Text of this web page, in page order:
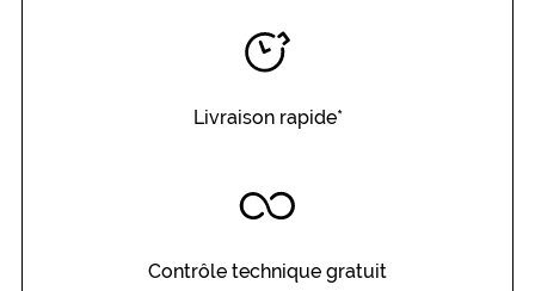
Livraison rapide*
Contrôle technique gratuit